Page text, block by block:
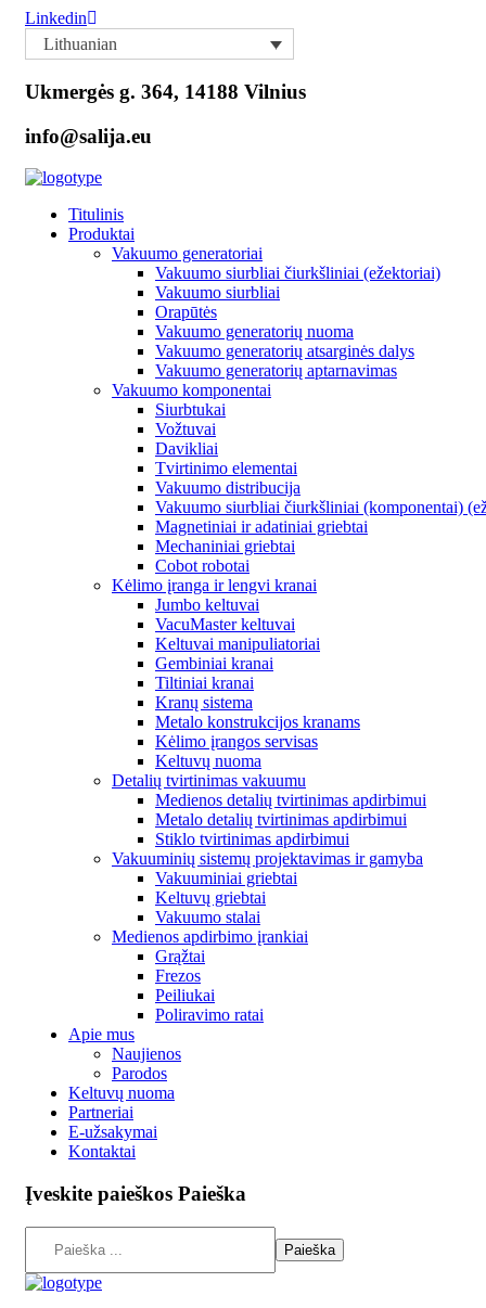
Linkedin
Lithuanian
Ukmergės g. 364, 14188 Vilnius
info@salija.eu
Titulinis
Produktai
Vakuumo generatoriai
Vakuumo siurbliai čiurkšliniai (ežektoriai)
Vakuumo siurbliai
Orapūtės
Vakuumo generatorių nuoma
Vakuumo generatorių atsarginės dalys
Vakuumo generatorių aptarnavimas
Vakuumo komponentai
Siurbtukai
Vožtuvai
Davikliai
Tvirtinimo elementai
Vakuumo distribucija
Vakuumo siurbliai čiurkšliniai (komponentai)
Magnetiniai ir adatiniai griebtai
Mechaniniai griebtai
Cobot robotai
Kėlimo įranga ir lengvi kranai
Jumbo keltuvai
VacuMaster keltuvai
Keltuvai manipuliatoriai
Gembiniai kranai
Tiltiniai kranai
Kranų sistema
Metalo konstrukcijos kranams
Kėlimo įrangos servisas
Keltuvų nuoma
Detalių tvirtinimas vakuumu
Medienos detalių tvirtinimas apdirbimui
Metalo detalių tvirtinimas apdirbimui
Stiklo tvirtinimas apdirbimui
Vakuuminių sistemų projektavimas ir gamyba
Vakuuminiai griebtai
Keltuvų griebtai
Vakuumo stalai
Medienos apdirbimo įrankiai
Grąžtai
Frezos
Peiliukai
Poliravimo ratai
Apie mus
Naujienos
Parodos
Keltuvų nuoma
Partneriai
E-užsakymai
Kontaktai
Įveskite paieškos Paieška